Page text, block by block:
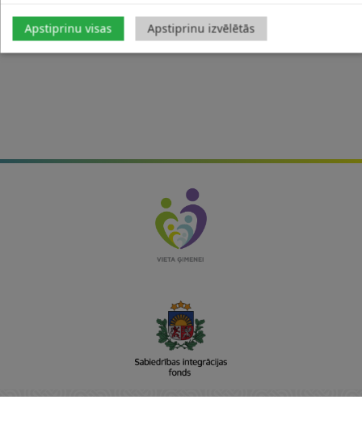
Apstiprinu visas Apstiprinu izvēlētās